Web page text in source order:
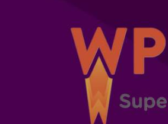
ROCKET :